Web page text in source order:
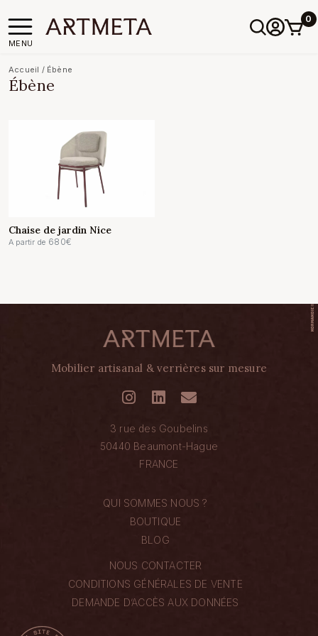
MENU
0
Accueil / Ébène
Ébène
Chaise de jardin Nice
A partir de 680€
Mobilier artisanal & verrières sur mesure
3 rue des Goubelins
50440 Beaumont-Hague
FRANCE
QUI SOMMES NOUS ?
BOUTIQUE
BLOG
NOUS CONTACTER
CONDITIONS GÉNÉRALES DE VENTE
DEMANDE D’ACCÈS AUX DONNÉES